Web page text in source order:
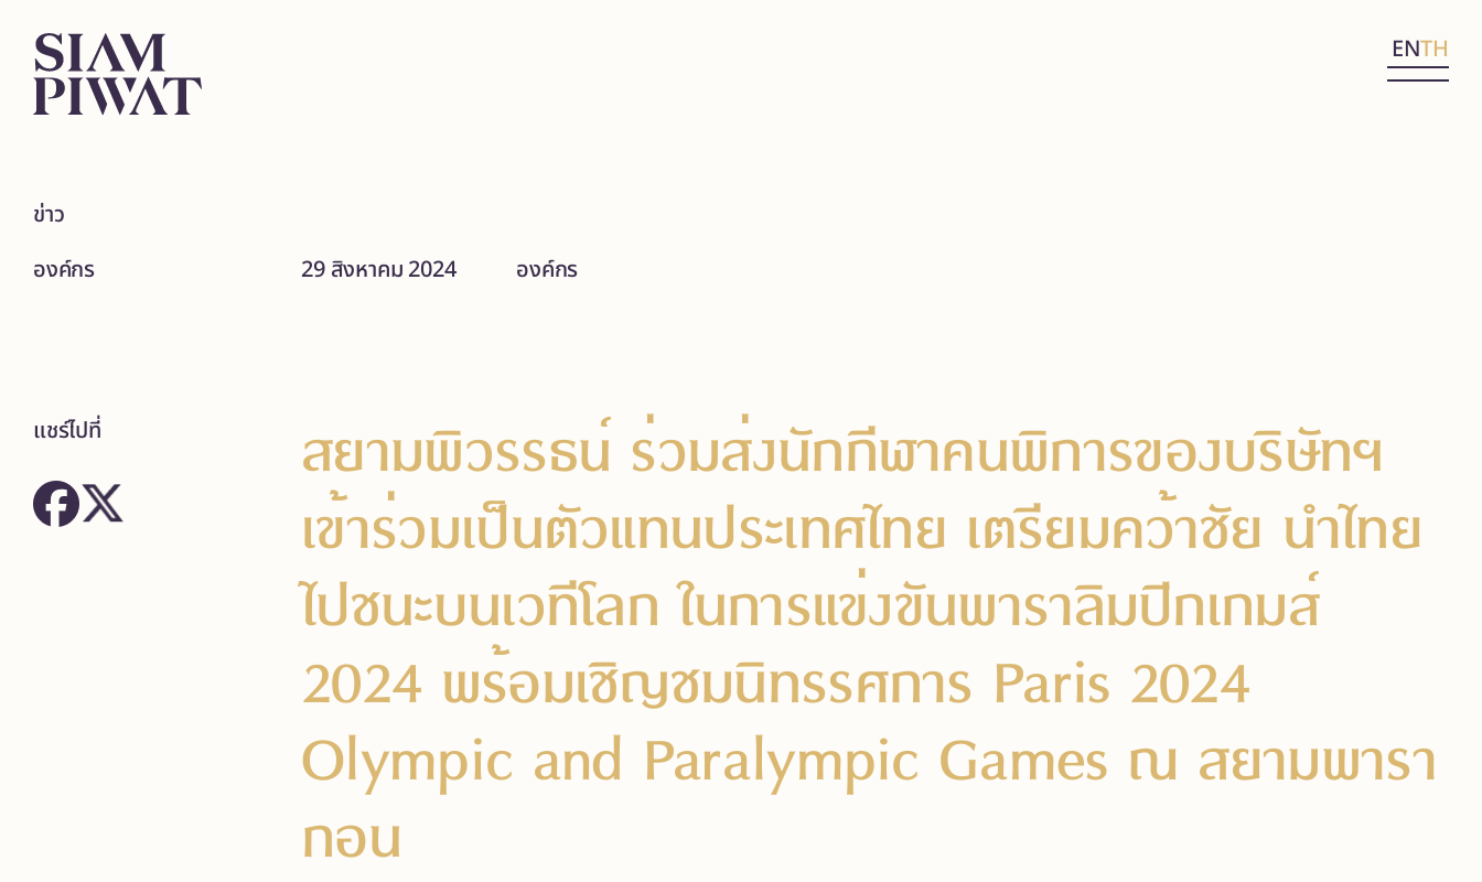
ENTH
ข่าว
องค์กร
แชร์ไปที่
29 สิงหาคม 2024 องค์กร
สยามพิวรรธน์ ร่วมส่งนักกีฬาคนพิการของบริษัทฯ
เข้าร่วมเป็นตัวแทนประเทศไทย เตรียมคว้าชัย นำไทย
ไปชนะบนเวทีโลก ในการแข่งขันพาราลิมปิกเกมส์
2024 พร้อมเชิญชมนิทรรศการ Paris 2024
Olympic and Paralympic Games ณ สยามพารา
กอน